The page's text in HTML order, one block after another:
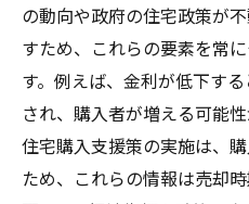
の動向や政府の住宅政策が
すため、これらの要素を常
す。例えば、金利が低下す
され、購入者が増える可能
住宅購入支援策の実施は、
ため、これらの情報は売却